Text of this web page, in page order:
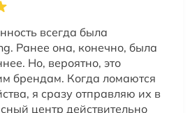
всегда была
Ранее она, конечно, была
Но, вероятно, это
брендам. Когда ломаются
я сразу отправляю их в
центр действительно